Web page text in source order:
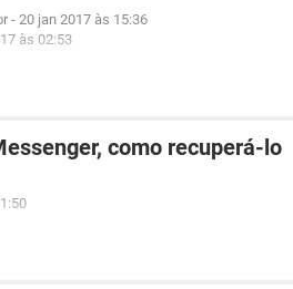
- 20 jan 2017 às 15:36
às 02:53
como recuperá-lo